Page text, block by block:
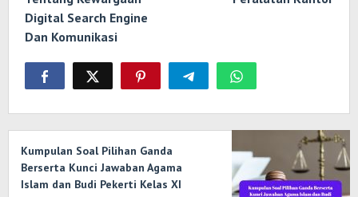
Digital Search Engine
Dan Komunikasi
Kumpulan Soal Pilihan Ganda
Berserta Kunci Jawaban Agama
Islam dan Budi Pekerti Kelas XI